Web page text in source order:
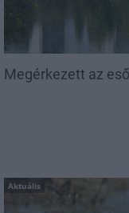
Megérkezett az
Aktuális